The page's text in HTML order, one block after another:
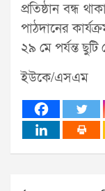
প্রতিষ্ঠান বন্ধ
পাঠদানের
২৯ মে পর্যন্ত
ইউকে/এসএম
Post